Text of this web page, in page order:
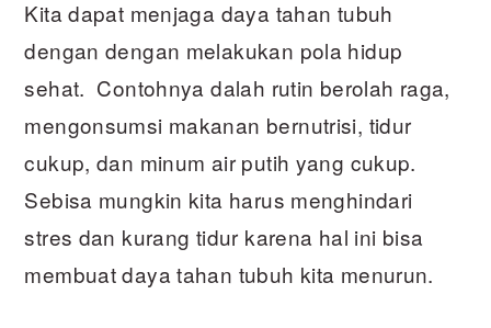
Kita dapat menjaga daya tahan tubuh
dengan dengan melakukan pola hidup
sehat. Contohnya dalah rutin berolah raga,
mengonsumsi makanan bernutrisi, tidur
cukup, dan minum air putih yang cukup.
Sebisa mungkin kita harus menghindari
stres dan kurang tidur karena hal ini bisa
membuat daya tahan tubuh kita menurun.